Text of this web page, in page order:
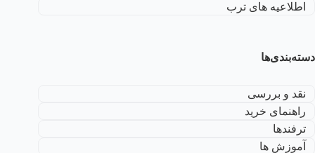
اطلاعیه های ترب
دسته‌بندی‌ها
نقد و بررسی
راهنمای خرید
ترفندها
آموزش ها